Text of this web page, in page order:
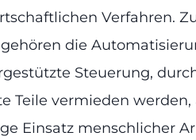
Verfahren.
die
Steuerung,
Teile vermieden
Einsatz menschlicher